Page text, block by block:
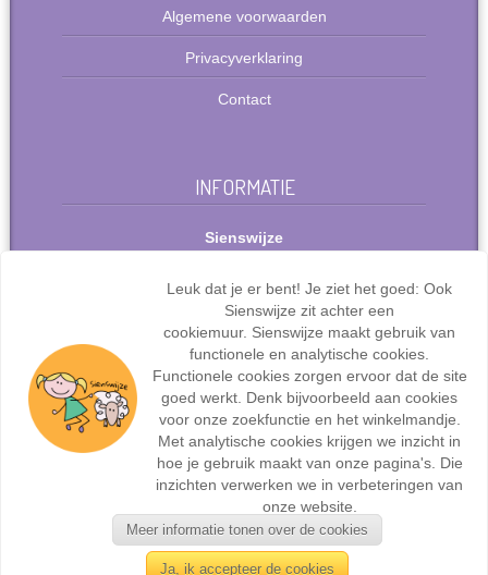
Algemene voorwaarden
Privacyverklaring
Contact
INFORMATIE
Sienswijze
2711 PP Zoetermeer
Nederland
Tel: +31(0)627072095
info@sienswijze.nl
KvK-nr.: 67667317
Webdesign en ontwikkeling doorSienswijze ICT
Sienswijze | Alle rechten voorbehouden.
Leuk dat je er bent! Je ziet het goed: Ook
Sienswijze zit achter een
cookiemuur. Sienswijze maakt gebruik van
functionele en analytische cookies.
Functionele cookies zorgen ervoor dat de site
goed werkt. Denk bijvoorbeeld aan cookies
voor onze zoekfunctie en het winkelmandje.
Met analytische cookies krijgen we inzicht in
hoe je gebruik maakt van onze pagina's. Die
inzichten verwerken we in verbeteringen van
onze website.
Meer informatie tonen over de cookies
Ja, ik accepteer de cookies